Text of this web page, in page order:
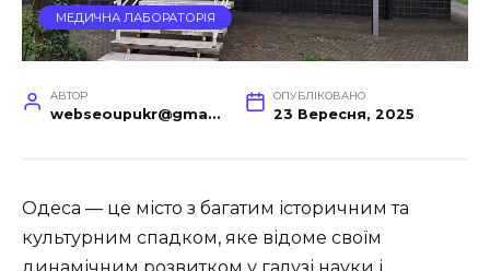
МЕДИЧНА ЛАБОРАТОРІЯ
АВТОР
webseoupukr@gmail.com
ОПУБЛІКОВАНО
23 Вересня, 2025
Одеса — це місто з багатим історичним та
культурним спадком, яке відоме своїм